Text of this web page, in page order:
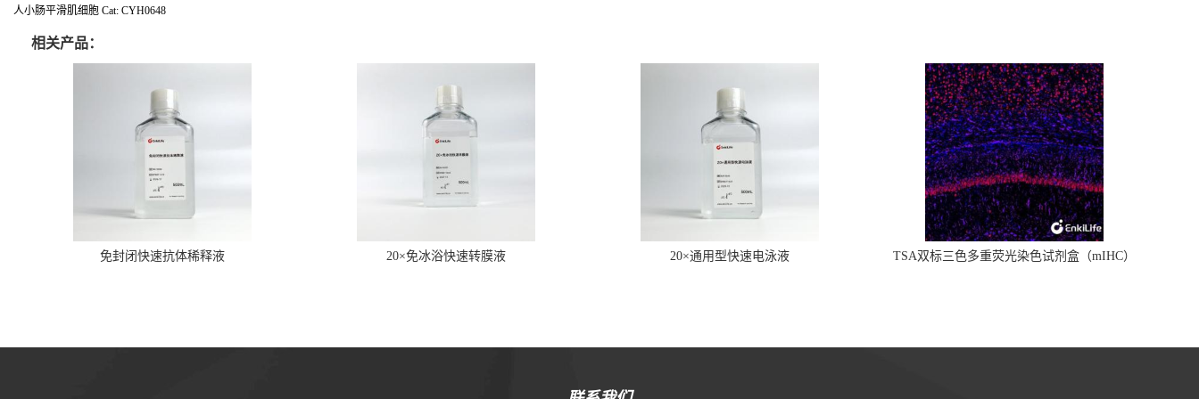
人小肠平滑肌细胞 Cat: CYH0648
相关产品：
免封闭快速抗体稀释液 20×免冰浴快速转膜液 20×通用型快速电泳液 TSA双标三色多重荧光染色试剂盒（mIHC）